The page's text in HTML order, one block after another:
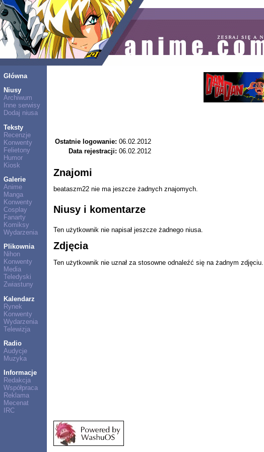
Główna
Niusy
Archiwum
Inne serwisy
Dodaj niusa
Teksty
Recenzje
Konwenty
Felietony
Humor
Kiosk
Galerie
Anime
Manga
Konwenty
Cosplay
Fanarty
Komiksy
Wydarzenia
Plikownia
Nihon
Konwenty
Media
Teledyski
Zwiastuny
Kalendarz
Rynek
Konwenty
Wydarzenia
Telewizja
Radio
Audycje
Muzyka
Informacje
Redakcja
Współpraca
Reklama
Mecenat
IRC
Ostatnie logowanie: 06.02.2012
Data rejestracji: 06.02.2012
Znajomi
beataszm22 nie ma jeszcze żadnych znajomych.
Niusy i komentarze
Ten użytkownik nie napisał jeszcze żadnego niusa.
Zdjęcia
Ten użytkownik nie uznał za stosowne odnaleźć się na żadnym zdjęciu.